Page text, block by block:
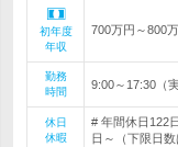
初年度
年収
700万円～800
勤務
時間
9:00～17:30（
休日
休暇
# 年間休日122
日～（下限日